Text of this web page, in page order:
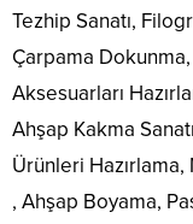
Tezhip Sanatı,
Çarpama Dokunma,
Aksesuarları
Ahşap Kakma
Ürünleri Hazırlama,
, Ahşap Boyama,